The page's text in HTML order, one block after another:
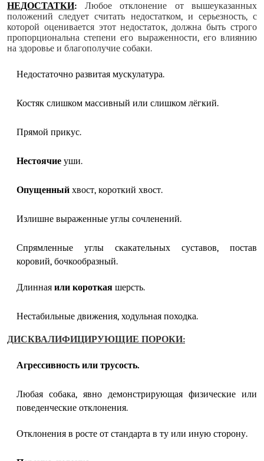
НЕДОСТАТКИ:
Любое отклонение от вышеуказанных
положений следует считать недостатком, и серьезность, с
которой оценивается этот недостаток, должна быть строго
пропорциональна степени его выраженности, его влиянию
на здоровье и благополучие собаки.
Недостаточно развитая мускулатура.
Костяк слишком массивный или слишком лёгкий.
Прямой прикус.
Нестоячие уши.
Опущенный хвост, короткий хвост.
Излишне выраженные углы сочленений.
Спрямленные углы скакательных суставов, постав
коровий, бочкообразный.
Длинная или короткая шерсть.
Нестабильные движения, ходульная походка.
ДИСКВАЛИФИЦИРУЮЩИЕ ПОРОКИ:
Агрессивность или трусость.
Любая собака, явно демонстрирующая физические или
поведенческие отклонения.
Отклонения в росте от стандарта в ту или иную сторону.